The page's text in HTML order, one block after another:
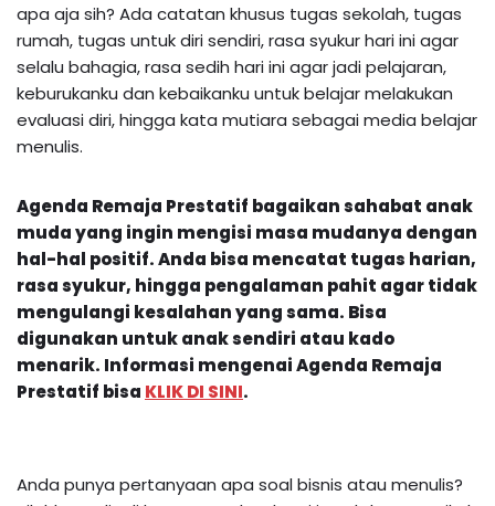
apa aja sih? Ada catatan khusus tugas sekolah, tugas
rumah, tugas untuk diri sendiri, rasa syukur hari ini agar
selalu bahagia, rasa sedih hari ini agar jadi pelajaran,
keburukanku dan kebaikanku untuk belajar melakukan
evaluasi diri, hingga kata mutiara sebagai media belajar
menulis.
Agenda Remaja Prestatif bagaikan sahabat anak
muda yang ingin mengisi masa mudanya dengan
hal-hal positif. Anda bisa mencatat tugas harian,
rasa syukur, hingga pengalaman pahit agar tidak
mengulangi kesalahan yang sama. Bisa
digunakan untuk anak sendiri atau kado
menarik. Informasi mengenaiAgenda Remaja
Prestatif bisa KLIK DI SINI.
Anda punya pertanyaan apa soal bisnis atau menulis?